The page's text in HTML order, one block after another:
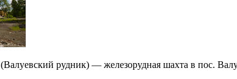
(Валуевский рудник) — железорудная шахта в пос.